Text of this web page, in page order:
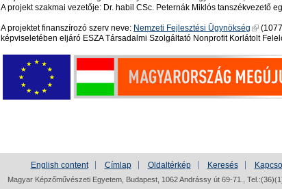
A projekt szakmai vezetője: Dr. habil CSc. Peternák Miklós tanszékvezető
A projektet finanszírozó szerv neve: Nemzeti Fejlesztési Ügynökség
képviseletében eljáró ESZA Társadalmi Szolgáltató Nonprofit Korlátolt
English content Címlap Oldaltérkép Keresés
Magyar Képzőművészeti Egyetem, Budapest, 1062 Andrássy út 69-71.,